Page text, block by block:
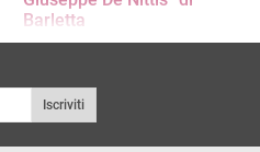
Barletta
Non si sono registrati feriti né
Iscriviti